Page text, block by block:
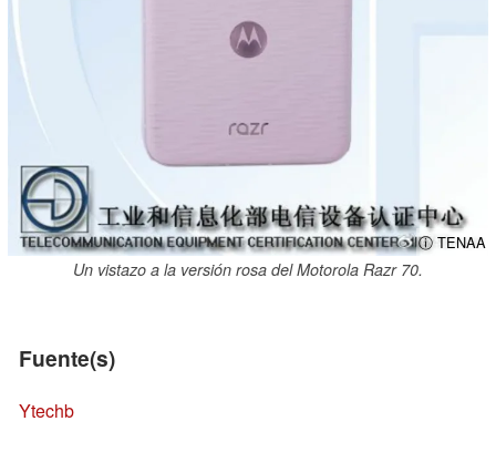
ⓘ TENAA
Un vistazo a la versión rosa del Motorola Razr 70.
Fuente(s)
Ytechb